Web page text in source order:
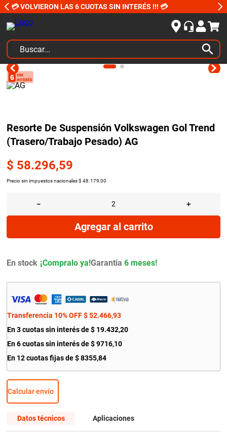
💳 VOLVIERON LAS 6 CUOTAS SIN INTERÉS !!! 💳
Buscar...
Resorte De Suspensión Volkswagen Gol Trend
(Trasero/Trabajo Pesado) AG
$ 58.296,59
Precio sin impuestos nacionales $ 48 179 00
＋
－
Agregar al carrito
En stock Garantia 6 meses!
Transferencia 10% OFF $ 52.466,93
En 3 cuotas sin interés de $ 19.432,20
En 6 cuotas sin interés de$ 9716,10
En 12 cuotas fijas de $ 8355,84
Calcular envío
Datos técnicos Aplicaciones
TÉRMINOS MÁS BUSCADOS
1.
3.
honda civic
kit distribución
5
bujias ngk
6.
bora
8.
yokohama